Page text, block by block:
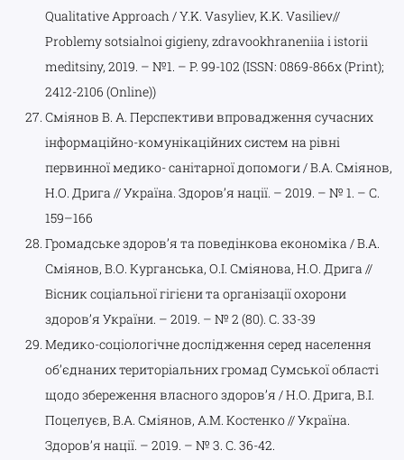
Qualitative Approach / Y.K. Vasyliev, K.K. Vasiliev//
Problemy sotsialnoi gigieny, zdravookhraneniia i istorii
meditsiny, 2019. – №1. – P. 99-102 (ISSN: 0869-866х (Print);
2412-2106 (Online))
Сміянов В. А. Перспективи впровадження сучасних
інформаційно-комунікаційних систем на рівні
первинної медико- санітарної допомоги / В.А. Сміянов,
Н.О. Дрига // Україна. Здоров’я нації. – 2019. – № 1. – С.
159–166
Громадське здоров’я та поведінкова економіка / В.А.
Сміянов, В.О. Курганська, О.І. Сміянова, Н.О. Дрига //
Вісник соціальної гігієни та організації охорони
здоров’я України. – 2019. – № 2 (80). С. 33-39
Медико-соціологічне дослідження серед населення
об’єднаних територіальних громад Сумської області
щодо збереження власного здоров’я / Н.О. Дрига, В.І.
Поцелуєв, В.А. Сміянов, А.М. Костенко // Україна.
Здоров’я нації. – 2019. – № 3. С. 36-42.